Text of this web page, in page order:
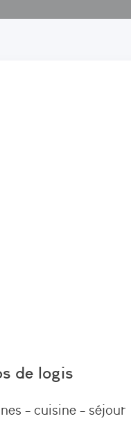
de logis
- cuisine - séjour